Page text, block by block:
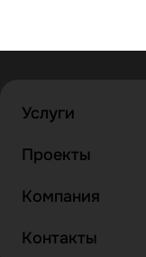
Услуги
Проекты
Компания
Контакты